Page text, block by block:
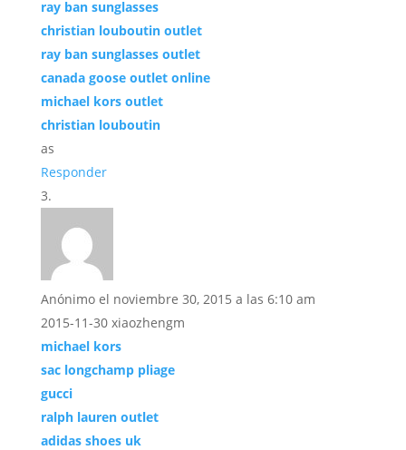
ray ban sunglasses
christian louboutin outlet
ray ban sunglasses outlet
canada goose outlet online
michael kors outlet
christian louboutin
as
Responder
Anónimo el noviembre 30, 2015 a las 6:10 am
2015-11-30 xiaozhengm
michael kors
sac longchamp pliage
gucci
ralph lauren outlet
adidas shoes uk